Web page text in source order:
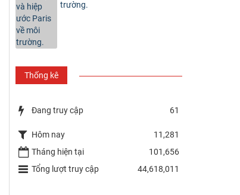
trường.
Thống kê
Đang truy cập 61
Hôm nay
11,281
Tháng hiện tại
101,656
Tổng lượt truy cập
44,618,011